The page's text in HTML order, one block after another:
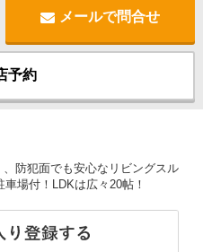
メールで問合せ
予約
防犯面でも安心なリビングスル
場付！LDKは広々20帖！